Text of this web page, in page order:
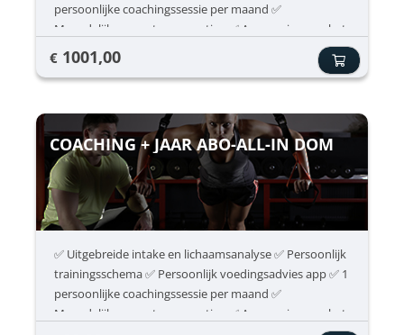
persoonlijke coachingssessie per maand ✅
Maandelijkse voortgangsmeting ✅ Aanpassing van het
trainings- en voedingsschema ✅ Onbeperkt sporten
volgens je All-In abonnement
€ 1001,00
COACHING + JAAR ABO-ALL-IN DOM
✅ Uitgebreide intake en lichaamsanalyse ✅ Persoonlijk
trainingsschema ✅ Persoonlijk voedingsadvies app ✅ 1
persoonlijke coachingssessie per maand ✅
Maandelijkse voortgangsmeting ✅ Aanpassing van het